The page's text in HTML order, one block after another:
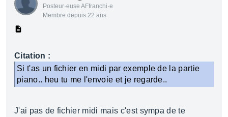
Posteur·euse AFfranchi·e
Membre depuis 22 ans
Citation :
Si t'as un fichier en midi par exemple de la partie
piano.. heu tu me l'envoie et je regarde..
J'ai pas de fichier midi mais c'est sympa de te